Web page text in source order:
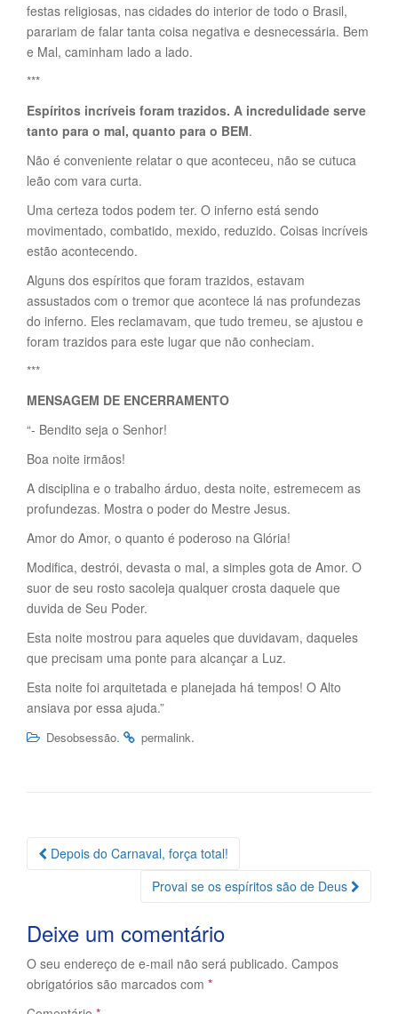
festas religiosas, nas cidades do interior de todo o Brasil,
parariam de falar tanta coisa negativa e desnecessária. Bem
e Mal, caminham lado a lado.
***
Espíritos incríveis foram trazidos. A incredulidade serve
tanto para o mal, quanto para o BEM.
Não é conveniente relatar o que aconteceu, não se cutuca
leão com vara curta.
Uma certeza todos podem ter. O inferno está sendo
movimentado, combatido, mexido, reduzido. Coisas incríveis
estão acontecendo.
Alguns dos espíritos que foram trazidos, estavam
assustados com o tremor que acontece lá nas profundezas
do inferno. Eles reclamavam, que tudo tremeu, se ajustou e
foram trazidos para este lugar que não conheciam.
***
MENSAGEM DE ENCERRAMENTO
“- Bendito seja o Senhor!
Boa noite irmãos!
A disciplina e o trabalho árduo, desta noite, estremecem as
profundezas. Mostra o poder do Mestre Jesus.
Amor do Amor, o quanto é poderoso na Glória!
Modifica, destrói, devasta o mal, a simples gota de Amor. O
suor de seu rosto sacoleja qualquer crosta daquele que
duvida de Seu Poder.
Esta noite mostrou para aqueles que duvidavam, daqueles
que precisam uma ponte para alcançar a Luz.
Esta noite foi arquitetada e planejada há tempos! O Alto
ansiava por essa ajuda.”
Desobsessão. permalink.
Navegação
Depois do Carnaval, força total!
Provai se os espíritos são de Deus
Deixe um comentário
O seu endereço de e-mail não será publicado. Campos
obrigatórios são marcados com *